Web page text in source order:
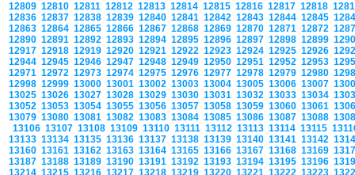
12809 12810 12811 12812 12813 12814 12815 12816 12817 12818
12836 12837 12838 12839 12840 12841 12842 12843 12844 12845
12863 12864 12865 12866 12867 12868 12869 12870 12871 12872
12890 12891 12892 12893 12894 12895 12896 12897 12898 12899
12917 12918 12919 12920 12921 12922 12923 12924 12925 12926
12944 12945 12946 12947 12948 12949 12950 12951 12952 12953
12971 12972 12973 12974 12975 12976 12977 12978 12979 12980
12998 12999 13000 13001 13002 13003 13004 13005 13006 13007
13025 13026 13027 13028 13029 13030 13031 13032 13033 13034
13052 13053 13054 13055 13056 13057 13058 13059 13060 13061
13079 13080 13081 13082 13083 13084 13085 13086 13087 13088
13106 13107 13108 13109 13110 13111 13112 13113 13114 13115
13133 13134 13135 13136 13137 13138 13139 13140 13141 13142
13160 13161 13162 13163 13164 13165 13166 13167 13168 13169
13187 13188 13189 13190 13191 13192 13193 13194 13195 13196
13214 13215 13216 13217 13218 13219 13220 13221 13222 13223